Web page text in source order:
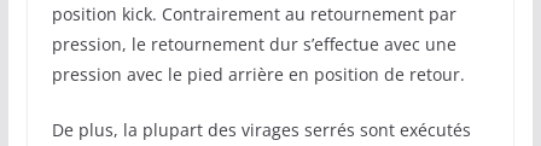
position kick. Contrairement au retournement par
pression, le retournement dur s’effectue avec une
pression avec le pied arrière en position de retour.
De plus, la plupart des virages serrés sont exécutés